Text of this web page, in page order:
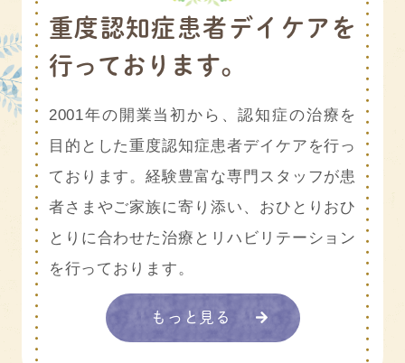
重度認知症患者デイケアを
行っております。
2001年の開業当初から、認知症の治療を
目的とした重度認知症患者デイケアを行っ
ております。経験豊富な専門スタッフが患
者さまやご家族に寄り添い、おひとりおひ
とりに合わせた治療とリハビリテーション
を行っております。
もっと見る